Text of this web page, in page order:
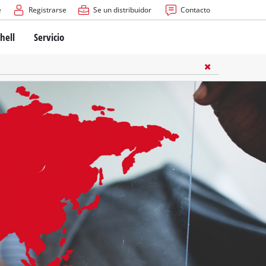
Registrarse Se un distribuidor Contacto
Servicio